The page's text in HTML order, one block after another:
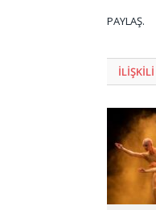
PAYLAŞ.
ILIŞKILI